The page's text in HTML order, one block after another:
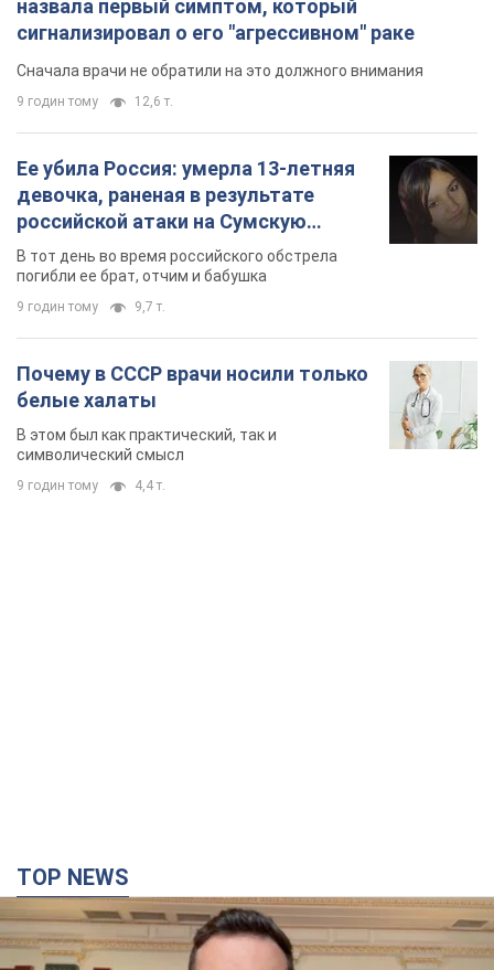
назвала первый симптом, который
сигнализировал о его "агрессивном" раке
Сначала врачи не обратили на это должного внимания
9 годин тому 12,6 т.
Ее убила Россия: умерла 13-летняя
девочка, раненая в результате
российской атаки на Сумскую
область. Фото
В тот день во время российского обстрела
погибли ее брат, отчим и бабушка
9 годин тому 9,7 т.
Почему в СССР врачи носили только
белые халаты
В этом был как практический, так и
символический смысл
9 годин тому 4,4 т.
TOP NEWS